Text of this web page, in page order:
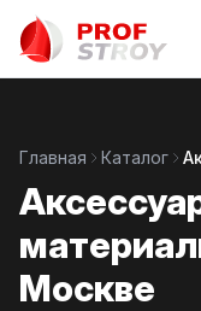
Главная Каталог
Москве